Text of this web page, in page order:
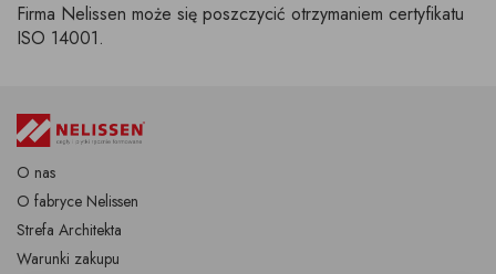
Firma Nelissen może się poszczycić otrzymaniem certyfikatu
ISO 14001.
O nas
O fabryce Nelissen
Strefa Architekta
Warunki zakupu